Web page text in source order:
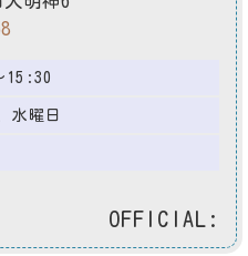
15:30
水曜日
OFFICIAL: